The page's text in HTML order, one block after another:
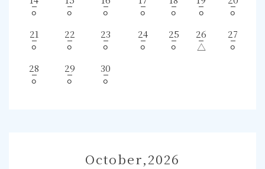
⚪︎
⚪︎
⚪︎
⚪︎
⚪︎
⚪︎
⚪︎
21
⚪︎
22
⚪︎
23
⚪︎
24
⚪︎
25
⚪︎
26
△
27
⚪︎
28
⚪︎
29
⚪︎
30
⚪︎
October,2026